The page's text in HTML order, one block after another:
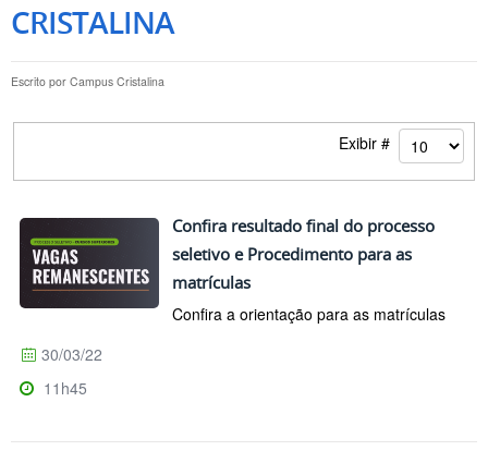
CRISTALINA
Escrito por Campus Cristalina
Exibir #
Confira resultado final do processo
seletivo e Procedimento para as
matrículas
Confira a orientação para as matrículas
30/03/22
11h45